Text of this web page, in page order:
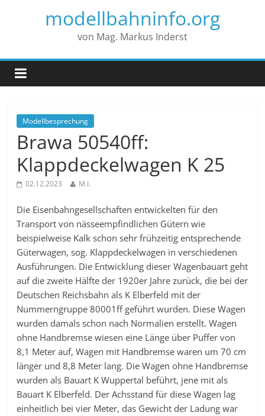
modellbahninfo.org
von Mag. Markus Inderst
Modellbesprechung
Brawa 50540ff:
Klappdeckelwagen K 25
02.12.2023 M.I.
Die Eisenbahngesellschaften entwickelten für den
Transport von nässeempfindlichen Gütern wie
beispielweise Kalk schon sehr frühzeitig entsprechende
Güterwagen, sog. Klappdeckelwagen in verschiedenen
Ausführungen. Die Entwicklung dieser Wagenbauart geht
auf die zweite Hälfte der 1920er Jahre zurück, die bei der
Deutschen Reichsbahn als K Elberfeld mit der
Nummerngruppe 80001ff geführt wurden. Diese Wagen
wurden damals schon nach Normalien erstellt. Wagen
ohne Handbremse wiesen eine Länge über Puffer von
8,1 Meter auf, Wagen mit Handbremse waren um 70 cm
länger und 8,8 Meter lang. Die Wagen ohne Handbremse
wurden als Bauart K Wuppertal beführt, jene mit als
Bauart K Elberfeld. Der Achsstand für diese Wagen lag
einheitlich bei vier Meter, das Gewicht der Ladung war